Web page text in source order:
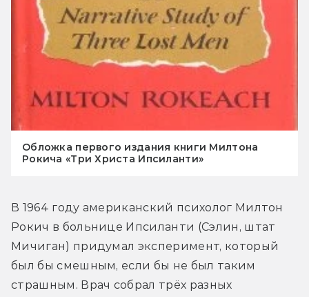
Обложка первого издания книги Милтона
Рокича «Три Христа Ипсиланти»
В 1964 году американский психолог Милтон
Рокич в больнице Ипсиланти (Сэлин, штат
Мичиган) придумал эксперимент, который
был бы смешным, если бы не был таким
страшным. Врач собрал трёх разных